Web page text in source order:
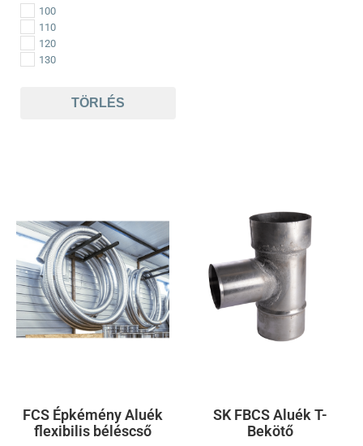
100
110
120
130
TÖRLÉS
FCS Épkémény Aluék
flexibilis béléscső
SK FBCS Aluék T-
Bekötő